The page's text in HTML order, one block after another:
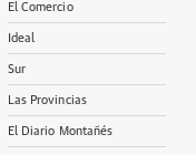
El Comercio
Ideal
Sur
Las Provincias
El Diario Montañés